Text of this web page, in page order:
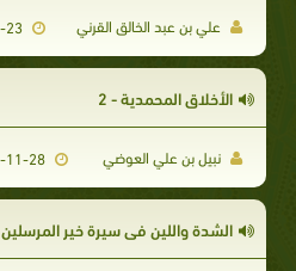
علي بن عبد الخالق القرني
الأخلاق المحمدية - 2
نبيل بن علي العوضي 2007-11-28
الشدة واللين في سيرة خير المرسلين